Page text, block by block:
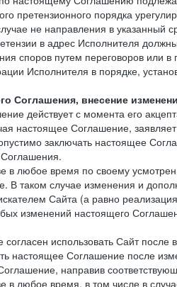
претензионного порядка
не направления в указанный
в адрес Исполнителя
споров путем переговоров или
Исполнителя в порядке,
Соглашения, внесение
действует с момента его
настоящее Соглашение,
заключать настоящее
в любое время по своему
В таком случае изменения и
Сайта (а равно
изменений настоящего
согласен использовать Сайт
настоящее Соглашение после
направив
в любое время, в том числе в